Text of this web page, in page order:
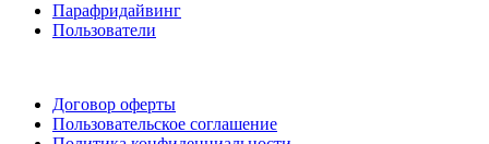
Парафридайвинг
Пользователи
Договор оферты
Пользовательское соглашение